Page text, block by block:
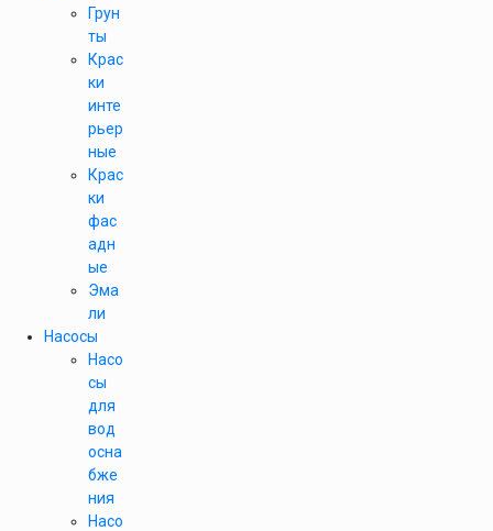
Грун
ты
Крас
ки
инте
рьер
ные
Крас
ки
фас
адн
ые
Эма
ли
Насосы
Насо
сы
для
вод
осна
бже
ния
Насо